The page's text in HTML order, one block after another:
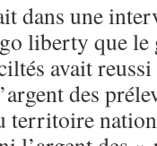
dans une
liberty que le
avait reussi
des
territoire